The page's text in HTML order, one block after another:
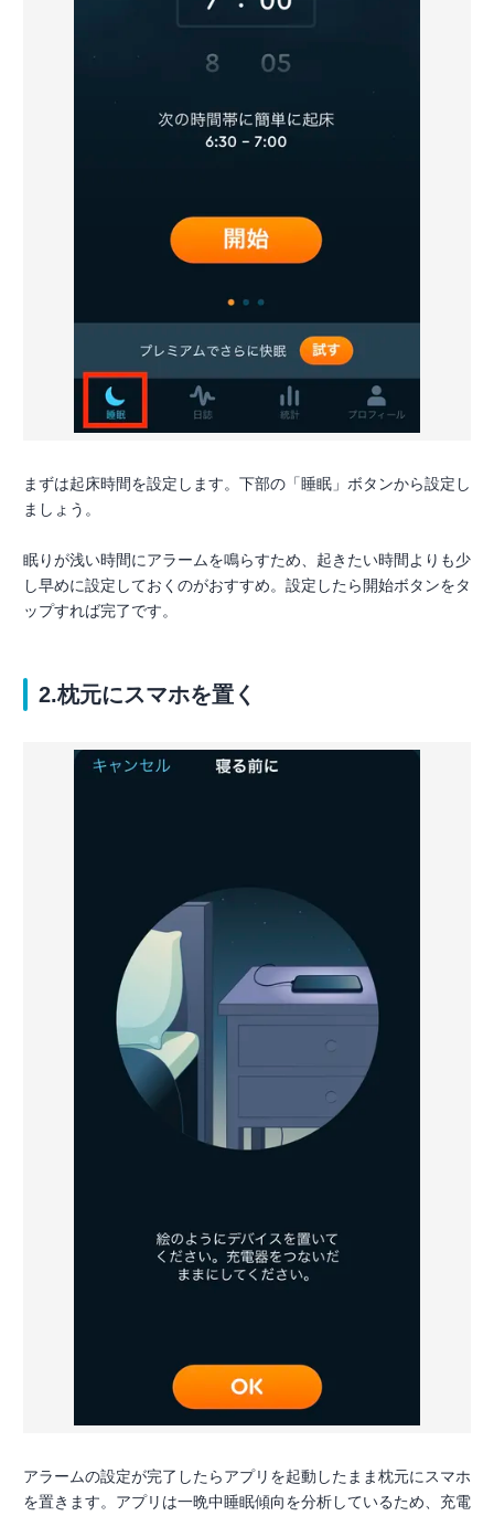
まずは起床時間を設定します。下部の「睡眠」ボタンから設定し
ましょう。
眠りが浅い時間にアラームを鳴らすため、起きたい時間よりも少
し早めに設定しておくのがおすすめ。設定したら開始ボタンをタ
ップすれば完了です。
2.枕元にスマホを置く
アラームの設定が完了したらアプリを起動したまま枕元にスマホ
を置きます。アプリは一晩中睡眠傾向を分析しているため、充電